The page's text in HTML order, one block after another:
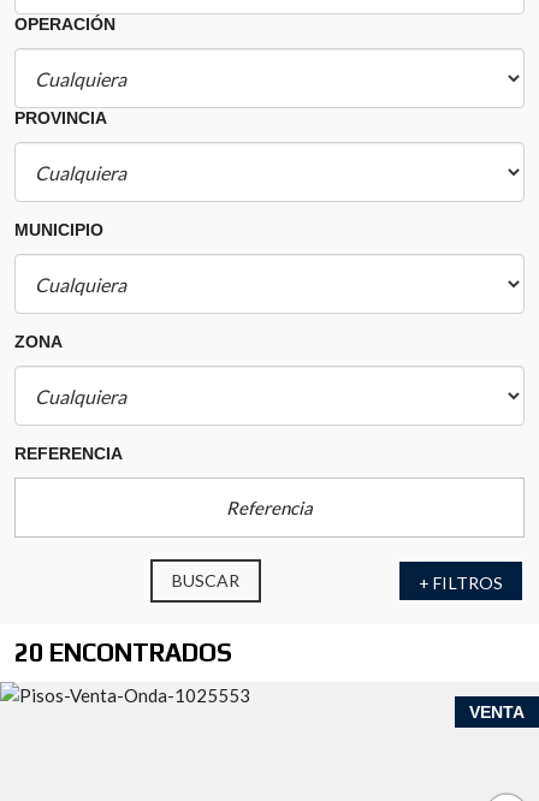
OPERACIÓN
PROVINCIA
MUNICIPIO
ZONA
REFERENCIA
+ FILTROS
BUSCAR
20 ENCONTRADOS
VENTA